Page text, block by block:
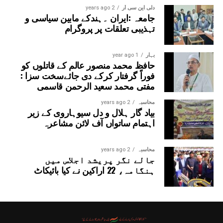
اگست کو یہ 32 سے 34 ڈگری سیلسیس رہنے کا امکان
ہے۔ مجموعی طور پر، اس ہفتے وقفے وقفے سے ہلکی
بارش ہوگی۔
دلی این سی آر 2 years ago
جامعہ :ایران ۔ہندکے مابین سیاسی و
تہذیبی تعلقات پر پروگرام
بہار 1 year ago
حافظ محمد منصور عالم کے قاتلوں کو
فوراً گرفتار کرکے دی جائےسخت سزا :
مفتی محمد سعید الرحمن قاسمی
محاسبہ 2 years ago
بیاد گار ہلال و دل سیوہاروی کے زیر
اہتمام ساتواں آف لائن مشاعرہ
محاسبہ 2 years ago
جالے نگر پریشد اجلاس میں
ہنگامہ، 22 اراکین نے کیا بائیکاٹ